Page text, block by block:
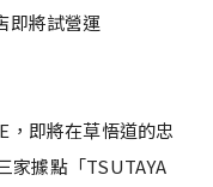
即將試營運
，即將在草悟道的忠
家據點「TSUTAYA